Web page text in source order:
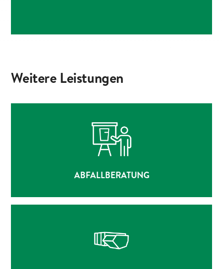
Weitere Leistungen
ABFALLBERATUNG
ABFALLBERATUNG
MULDEN & CONTAINER